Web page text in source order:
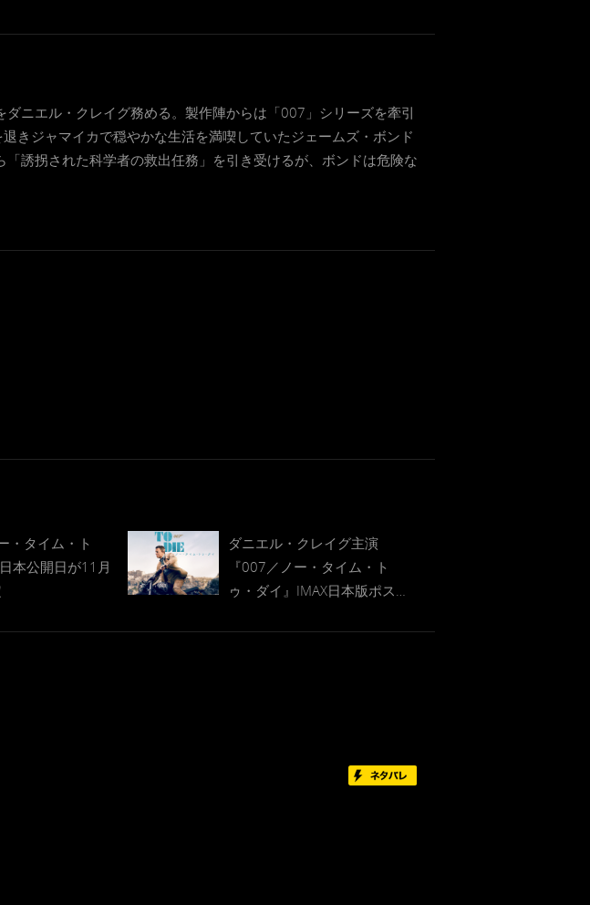
ニエル・クレイグ務める。製作陣からは「007」シリーズを牽引
きジャマイカで穏やかな生活を満喫していたジェームズ・ボンド
誘拐された科学者の救出任務」を引き受けるが、ボンドは危険な
・タイム・ト
本公開日が11月
ダニエル・クレイグ主演
『007／ノー・タイム・ト
ゥ・ダイ』IMAX日本版ポスタ